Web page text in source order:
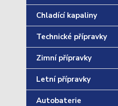
Chladící kapaliny
Technické přípravky
Zimní přípravky
Letní přípravky
Autobaterie